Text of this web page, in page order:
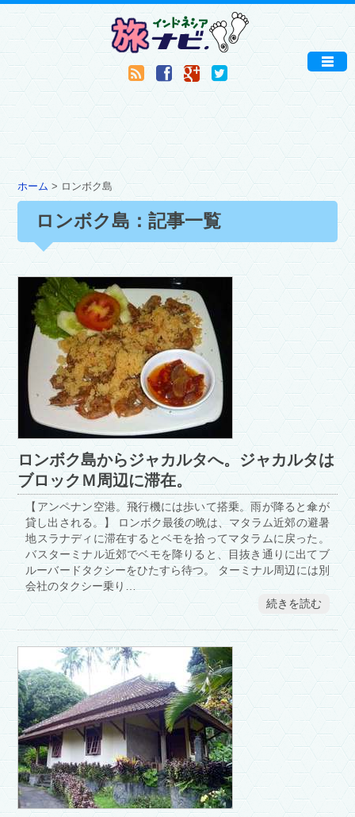
ホーム > ロンボク島
ロンボク島：記事一覧
ロンボク島からジャカルタへ。ジャカルタは
ブロックＭ周辺に滞在。
【アンペナン空港。飛行機には歩いて搭乗。雨が降ると傘が
貸し出される。】 ロンボク最後の晩は、マタラム近郊の避暑
地スラナディに滞在するとベモを拾ってマタラムに戻った。
バスターミナル近郊でベモを降りると、目抜き通りに出てブ
ルーバードタクシーをひたすら待つ。 ターミナル周辺には別
会社のタクシー乗り…
続きを読む